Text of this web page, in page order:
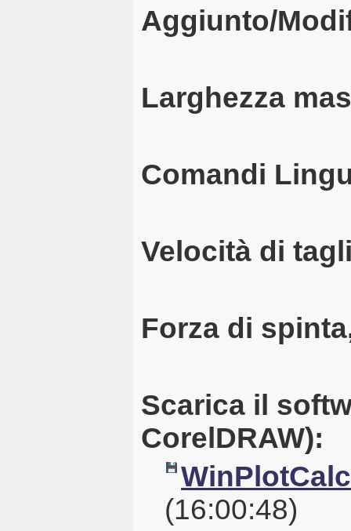
Aggiunto/
Larghezza
Comandi
Velocità di
Forza di
Scarica il
CorelDRAW):
(16:00:48)